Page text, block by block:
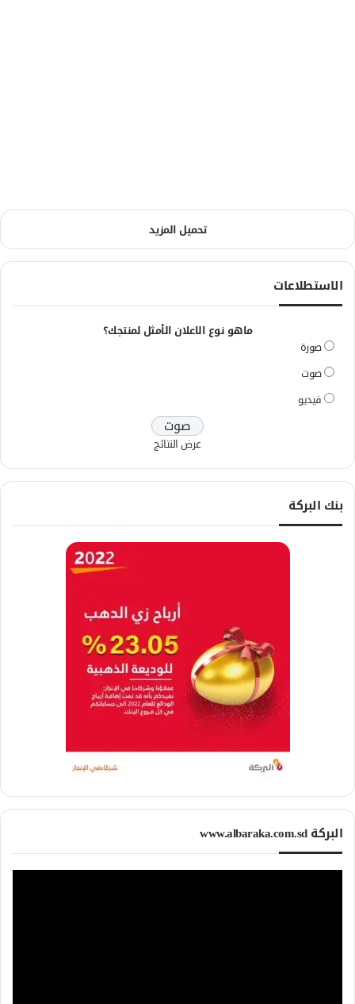
تحميل المزيد
الاستطلاعات
ماهو نوع الاعلان الأمثل لمنتجك؟
صورة
صوت
فيديو
عرض النتائج
بنك البركة
البركة www.albaraka.com.sd